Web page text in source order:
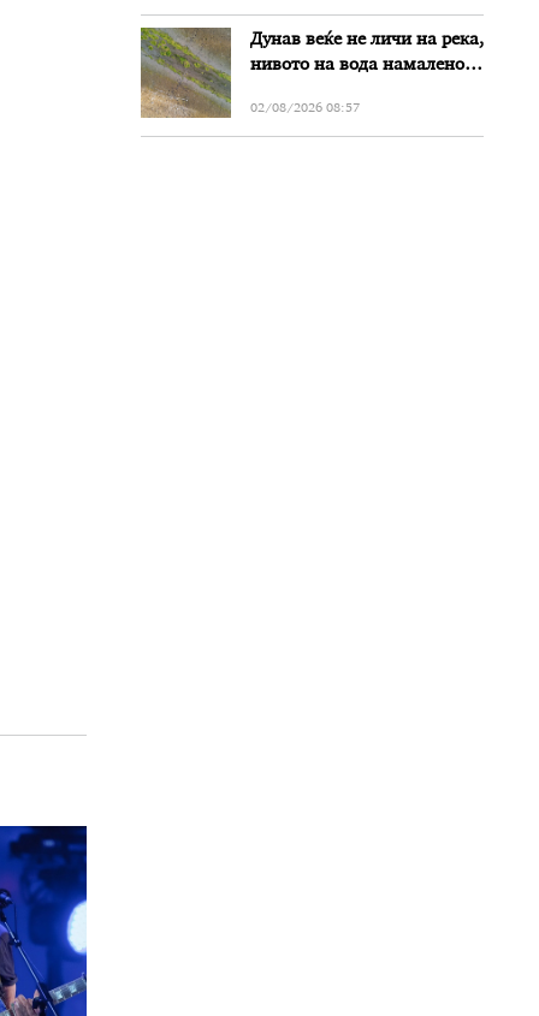
Дунав веќе не личи на река,
нивото на вода намалено
Бугарија
02/08/2026 08:57